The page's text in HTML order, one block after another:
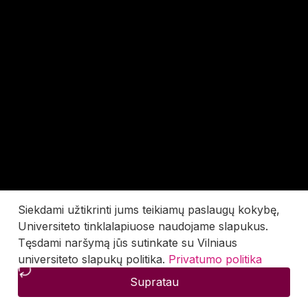
Siekdami užtikrinti jums teikiamų paslaugų kokybę,
Universiteto tinklalapiuose naudojame slapukus.
Tęsdami naršymą jūs sutinkate su Vilniaus
universiteto slapukų politika. Privatumo politika
Supratau